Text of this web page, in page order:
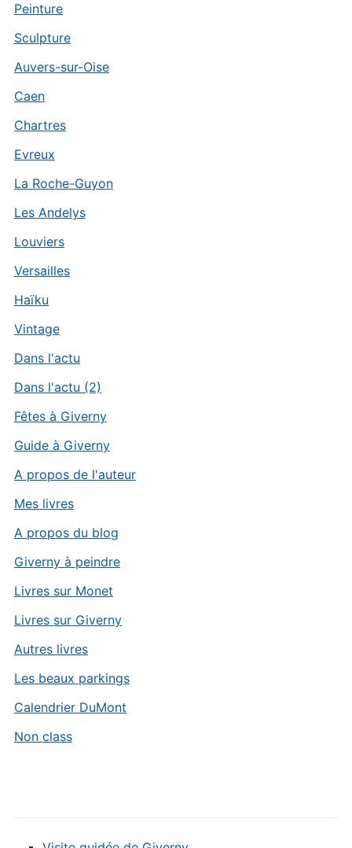
Peinture
Sculpture
Auvers-sur-Oise
Caen
Chartres
Evreux
La Roche-Guyon
Les Andelys
Louviers
Versailles
Haïku
Vintage
Dans l'actu
Dans l'actu (2)
Fêtes à Giverny
Guide à Giverny
A propos de l'auteur
Mes livres
A propos du blog
Giverny à peindre
Livres sur Monet
Livres sur Giverny
Autres livres
Les beaux parkings
Calendrier DuMont
Non class